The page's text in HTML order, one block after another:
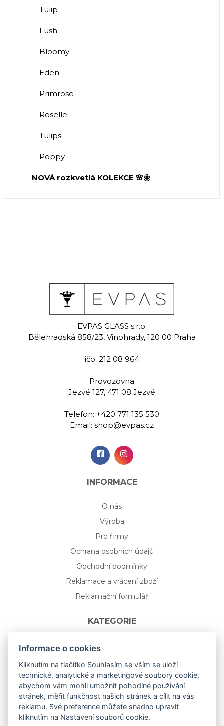
Tulip
Lush
Bloomy
Eden
Primrose
Roselle
Tulips
Poppy
NOVÁ rozkvetlá KOLEKCE 🌸🌼
EVPAS GLASS s.r.o.
Bělehradská 858/23, Vinohrady, 120 00 Praha
ičo: 212 08 964
Provozovna
Jezvé 127, 471 08 Jezvé
Telefon: +420 771 135 530
Email: shop@evpas.cz
INFORMACE
O nás
Výroba
Pro firmy
Ochrana osobních údajů
Obchodní podmínky
Reklamace a vrácení zboží
Reklamační formulář
KATEGORIE
Nápojové sklo
Bydlení
Dárkový poukaz na míru
Mystery box
Kolekce
NOVÁ rozkvetlá KOLEKCE 🌸🌼
Informace o cookies
Kliknutím na tlačítko Souhlasím se vším se uloží
technické, analytické a marketingové soubory cookie,
abychom vám mohli umožnit pohodlné používání
stránek, měřit funkčnost našich stránek a cílit na vás
reklamu. Své preference můžete snadno upravit
kliknutím na Nastavení souborů cookie.